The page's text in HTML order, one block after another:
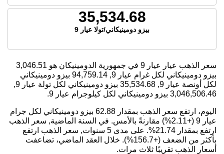
35,534.68
بيزو دومينيكاني/تولا عيار 9
سعر الذهب عيار عيار 9 في جمهورية الدومينيكان هو
3,046.51
بيزو دومينيكاني لكل غرام عيار 9,
94,759.14 بيزو دومينيكاني
لكل أونصة عيار 9,
35,534.68 بيزو دومينيكاني لكل تولة عيار 9,
3,046,506.46 بيزو دومينيكاني لكل كيلوجرام عيار 9.
اليوم، ارتفع سعر الذهب بمقدار 62.88 بيزو دومينيكاني لكل جرام
عيار 9 (+2.11%) مقارنةً بالأمس. في السنة الماضية, سعر الذهب
ارتفع بمقدار 21.74%. على مدى 5 سنوات, سعر الذهب ارتفع
بأكثر من الضعف (+156.7%). خلال العقد الماضي، تضاعفت
أسعار الذهب تقريبًا ثلاث مرات.